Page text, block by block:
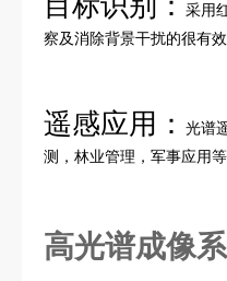
采用
察及消除背景干扰的很有效
遥感应用：
光谱
测，林业管理，军事应用等
高光谱成像